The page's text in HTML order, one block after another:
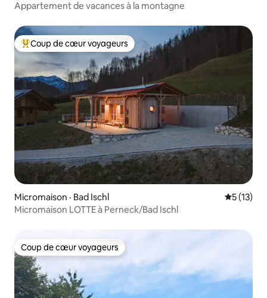
Appartement de vacances à la montagne
Coup de cœur voyageurs parmi les plus aimés
Coup de cœur voyageurs
Micromaison · Bad Ischl Note
5 (13)
Micromaison LOTTE à Perneck/Bad Ischl
Coup de cœur voyageurs
Coup de cœur voyageurs